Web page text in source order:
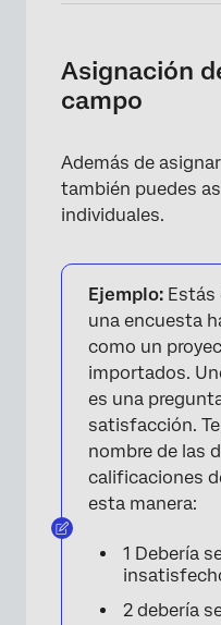
Asignación
campo
Además de
también puedes
individuales.
Ejemplo: Estás
una encuesta
como un
importados.
es una
satisfacción.
nombre de las
calificaciones
esta manera:
1 Debería
2 debería